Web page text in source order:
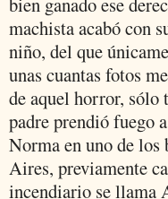
machista acabó con
niño, del que
unas cuantas fotos
de aquel horror, sólo
padre prendió fuego
Norma en uno de los
Aires, previamente
incendiario se llama